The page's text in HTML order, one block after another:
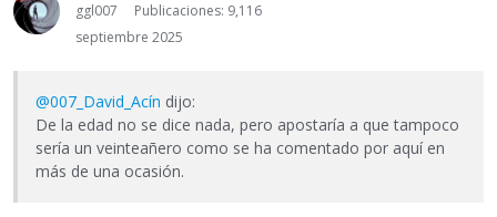
ggl007
Publicaciones: 9,116
septiembre 2025
@007_David_Acín dijo:
De la edad no se dice nada, pero apostaría a que tampoco
sería un veinteañero como se ha comentado por aquí en
más de una ocasión.